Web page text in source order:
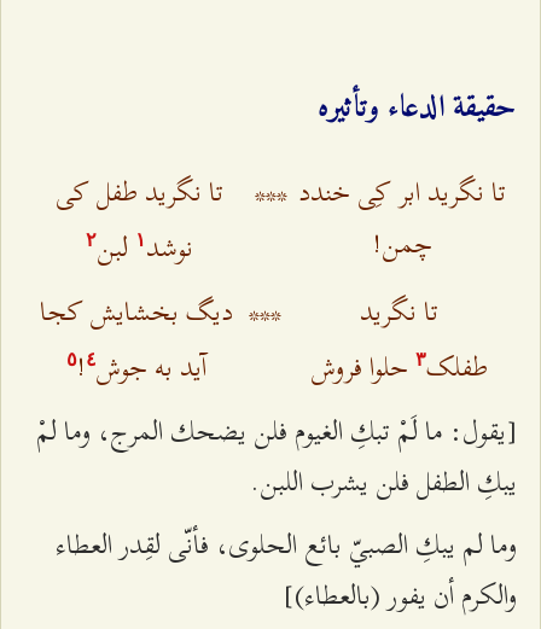
حقيقة الدعاء وتأثيره
تا نگرید ابر کِی خندد
چمن!
***
تا نگرید طفل کی
نوشد ۱ لبن٢
تا نگرید
طفلک٣ حلوا فروش
*** دیگ بخشایش کجا
آید به جوش٤ !٥
[يقول: ما لَمْ تبكِ الغيوم فلن يضحك المرج، وما لمْ
يبكِ الطفل فلن يشرب اللبن.
وما لم يبكِ الصبيّ بائع الحلوى، فأنّى لقِدر العطاء
والكرم أن يفور (بالعطاء)]